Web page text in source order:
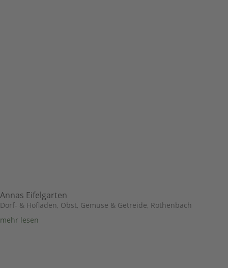
Annas Eifelgarten
Dorf- & Hofladen, Obst, Gemüse & Getreide, Rothenbach
mehr lesen